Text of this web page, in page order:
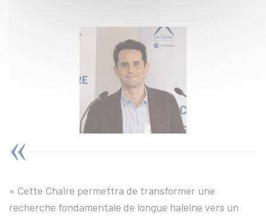
« Cette Chaire permettra de transformer une
recherche fondamentale de longue haleine vers un